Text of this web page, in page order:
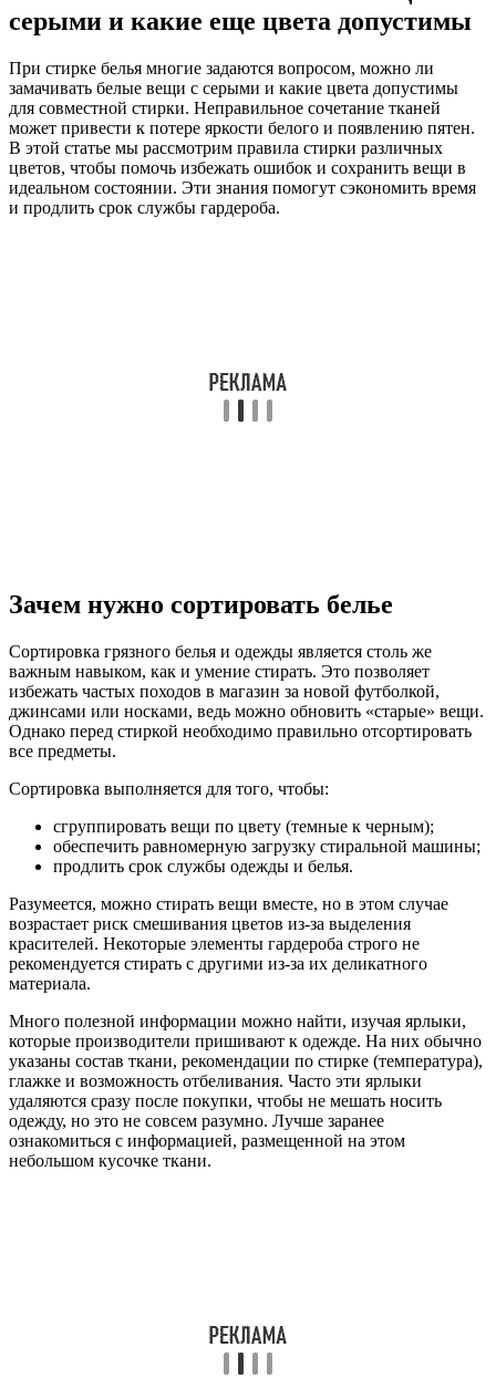
серыми и какие еще цвета допустимы
При стирке белья многие задаются вопросом, можно ли
замачивать белые вещи с серыми и какие цвета допустимы
для совместной стирки. Неправильное сочетание тканей
может привести к потере яркости белого и появлению пятен.
В этой статье мы рассмотрим правила стирки различных
цветов, чтобы помочь избежать ошибок и сохранить вещи в
идеальном состоянии. Эти знания помогут сэкономить время
и продлить срок службы гардероба.
Зачем нужно сортировать белье
Сортировка грязного белья и одежды является столь же
важным навыком, как и умение стирать. Это позволяет
избежать частых походов в магазин за новой футболкой,
джинсами или носками, ведь можно обновить «старые» вещи.
Однако перед стиркой необходимо правильно отсортировать
все предметы.
Сортировка выполняется для того, чтобы:
сгруппировать вещи по цвету (темные к черным);
обеспечить равномерную загрузку стиральной машины;
продлить срок службы одежды и белья.
Разумеется, можно стирать вещи вместе, но в этом случае
возрастает риск смешивания цветов из-за выделения
красителей. Некоторые элементы гардероба строго не
рекомендуется стирать с другими из-за их деликатного
материала.
Много полезной информации можно найти, изучая ярлыки,
которые производители пришивают к одежде. На них обычно
указаны состав ткани, рекомендации по стирке (температура),
глажке и возможность отбеливания. Часто эти ярлыки
удаляются сразу после покупки, чтобы не мешать носить
одежду, но это не совсем разумно. Лучше заранее
ознакомиться с информацией, размещенной на этом
небольшом кусочке ткани.